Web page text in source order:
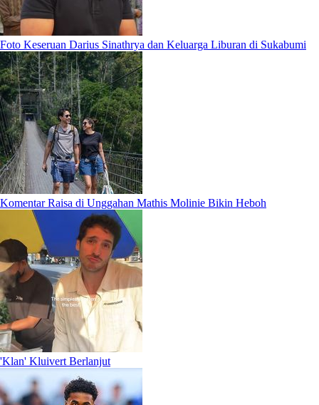
Foto Keseruan Darius Sinathrya dan Keluarga Liburan di Sukabumi
Komentar Raisa di Unggahan Mathis Molinie Bikin Heboh
'Klan' Kluivert Berlanjut